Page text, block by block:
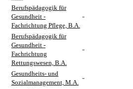
Berufspädagogik für
Gesundheit -
Fachrichtung Pflege, B.A.
-
Berufspädagogik für
Gesundheit -
Fachrichtung
Rettungswesen, B.A.
-
Gesundheits- und
Sozialmanagement, M.A.
-